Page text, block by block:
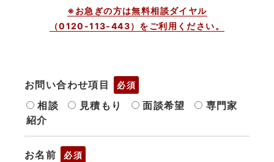
※お急ぎの方は無料相談ダイヤル
（0120-113-443）をご利用ください。
お問い合わせ項目 必須
相談 見積もり 面談希望
専門家
紹介
お名前 必須